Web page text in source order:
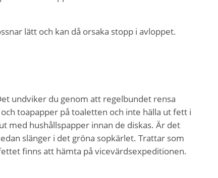
lätt och kan då orsaka stopp i avloppet.
undviker du genom att regelbundet rensa
toapapper på toaletten och inte hälla ut fett i
med hushållspapper innan de diskas. Är det
slänger i det gröna sopkärlet. Trattar som
finns att hämta på vicevärdsexpeditionen.